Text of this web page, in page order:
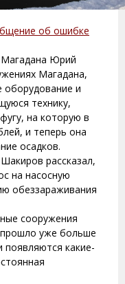
об ошибке
Юрий
Магадана,
оборудование и
технику,
на которую в
и теперь она
осадков.
рассказал,
на насосную
обеззараживания
сооружения
прошло уже больше
появляются какие-